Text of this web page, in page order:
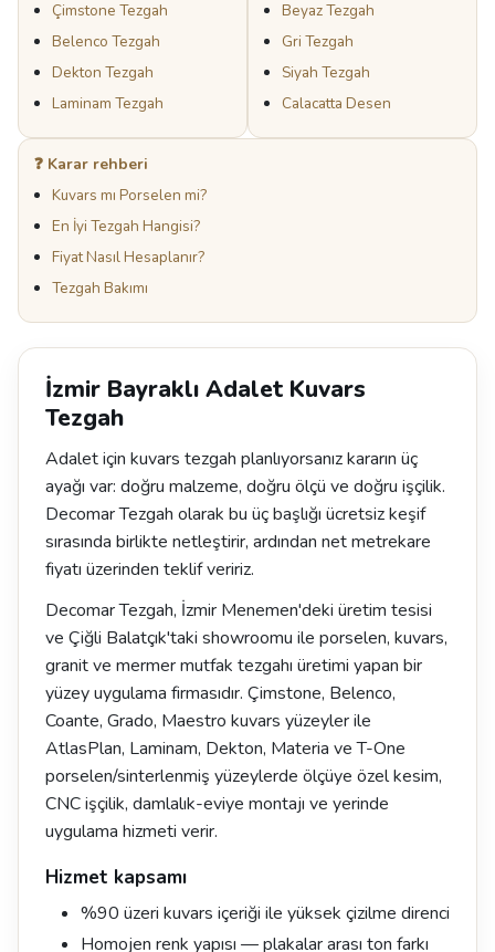
Çimstone Tezgah
Belenco Tezgah
Dekton Tezgah
Laminam Tezgah
Beyaz Tezgah
Gri Tezgah
Siyah Tezgah
Calacatta Desen
❓ Karar rehberi
Kuvars mı Porselen mi?
En İyi Tezgah Hangisi?
Fiyat Nasıl Hesaplanır?
Tezgah Bakımı
İzmir Bayraklı Adalet Kuvars
Tezgah
Adalet için kuvars tezgah planlıyorsanız kararın üç
ayağı var: doğru malzeme, doğru ölçü ve doğru işçilik.
Decomar Tezgah olarak bu üç başlığı ücretsiz keşif
sırasında birlikte netleştirir, ardından net metrekare
fiyatı üzerinden teklif veririz.
Decomar Tezgah, İzmir Menemen'deki üretim tesisi
ve Çiğli Balatçık'taki showroomu ile porselen, kuvars,
granit ve mermer mutfak tezgahı üretimi yapan bir
yüzey uygulama firmasıdır. Çimstone, Belenco,
Coante, Grado, Maestro kuvars yüzeyler ile
AtlasPlan, Laminam, Dekton, Materia ve T-One
porselen/sinterlenmiş yüzeylerde ölçüye özel kesim,
CNC işçilik, damlalık-eviye montajı ve yerinde
uygulama hizmeti verir.
Hizmet kapsamı
%90 üzeri kuvars içeriği ile yüksek çizilme direnci
Homojen renk yapısı — plakalar arası ton farkı